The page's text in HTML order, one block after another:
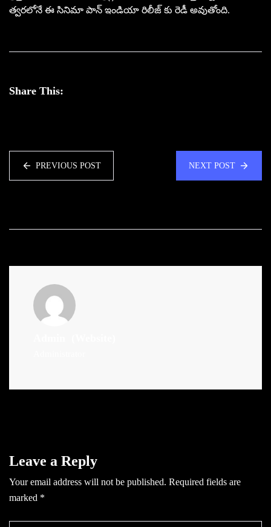
త్వరలోనే ఈ సినిమా పాన్ ఇండియా రిలీజ్ కు రెడీ అవుతోంది.
Share This:
PREVIOUS POST NEXT POST
Leave a Reply
Your email address will not be published. Required fields are
marked *